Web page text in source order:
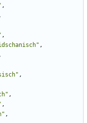
,
,
,
,
,
,
,